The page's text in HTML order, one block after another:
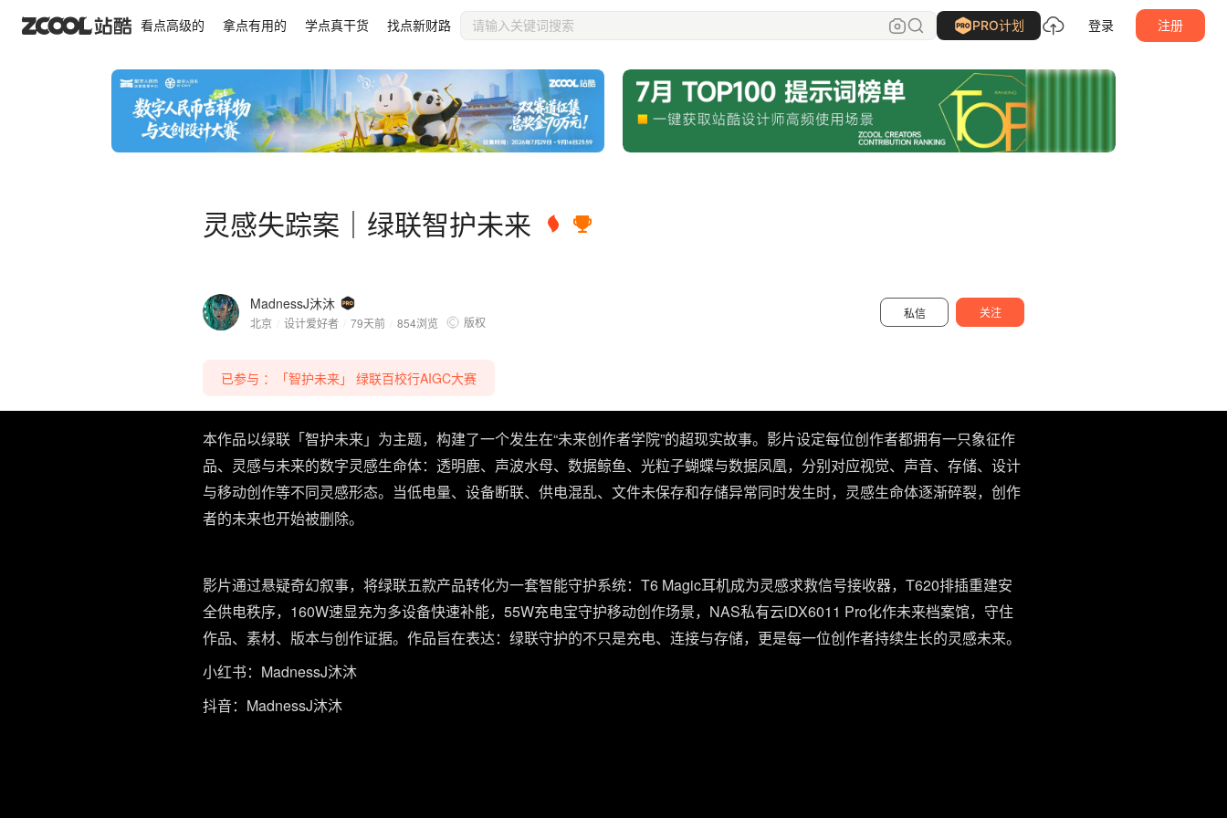
看点高级的 拿点有用的 学点真干货 找点新财路 PRO计划 登录 注册
灵感失踪案｜绿联智护未来
MadnessJ沐沐
北京 设计爱好者 79天前 854浏览 版权
私信 关注
灵感失踪案｜绿联智护未来 MadnessJ沐沐 关注
已参与 ：「智护未来」 绿联百校行AIGC大赛
本作品以绿联「智护未来」为主题，构建了一个发生在“未来创作者学院”的超现实故事。影片设定每位创作者都拥有一只象征作
品、灵感与未来的数字灵感生命体：透明鹿、声波水母、数据鲸鱼、光粒子蝴蝶与数据凤凰，分别对应视觉、声音、存储、设计
与移动创作等不同灵感形态。当低电量、设备断联、供电混乱、文件未保存和存储异常同时发生时，灵感生命体逐渐碎裂，创作
者的未来也开始被删除。
影片通过悬疑奇幻叙事，将绿联五款产品转化为一套智能守护系统：T6 Magic耳机成为灵感求救信号接收器，T620排插重建安
全供电秩序，160W速显充为多设备快速补能，55W充电宝守护移动创作场景，NAS私有云iDX6011 Pro化作未来档案馆，守住
作品、素材、版本与创作证据。作品旨在表达：绿联守护的不只是充电、连接与存储，更是每一位创作者持续生长的灵感未来。
小红书：MadnessJ沐沐
抖音：MadnessJ沐沐